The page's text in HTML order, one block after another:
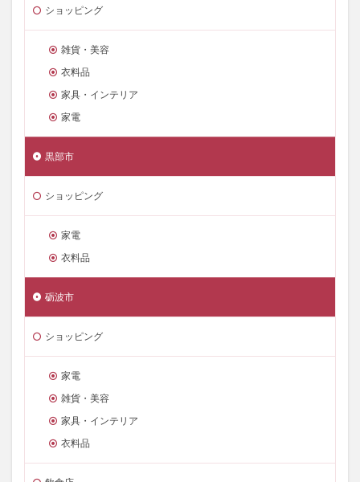
ショッピング
雑貨・美容
衣料品
家具・インテリア
家電
黒部市
ショッピング
家電
衣料品
砺波市
ショッピング
家電
雑貨・美容
家具・インテリア
衣料品